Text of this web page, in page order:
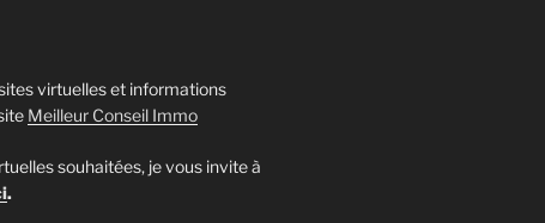
virtuelles et informations
Meilleur Conseil Immo
souhaitées, je vous invite à
.